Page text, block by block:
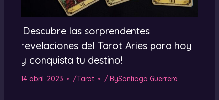
¡Descubre las sorprendentes
revelaciones del Tarot Aries para hoy
y conquista tu destino!
14 abril, 2023 /Tarot / BySantiago Guerrero